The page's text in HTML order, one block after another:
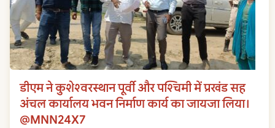
डीएम ने कुशेश्वरस्थान पूर्वी और पश्चिमी में प्रखंड सह
अंचल कार्यालय भवन निर्माण कार्य का जायजा लिया।
@MNN24X7